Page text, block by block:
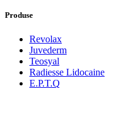
Produse
Revolax
Juvederm
Teosyal
Radiesse Lidocaine
E.P.T.Q